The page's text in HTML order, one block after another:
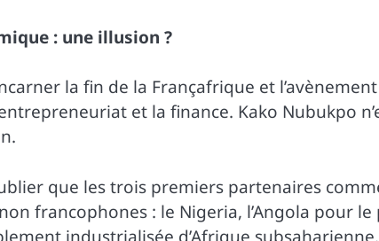
: une illusion ?
la fin de la Françafrique et
et la finance. Kako Nubukpo
que les trois premiers partenaires
francophones : le Nigeria, l’Angola pour le